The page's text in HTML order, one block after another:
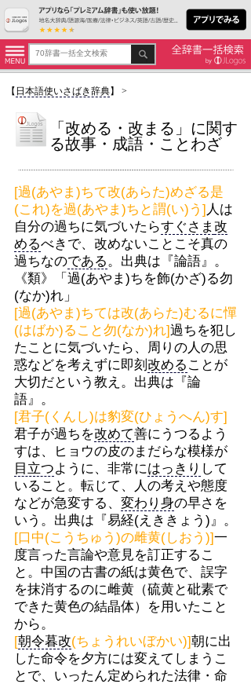
【 日本語使いさばき辞典】 >
「改める・改まる」に関す
る故事・成語・ことわざ
[過(あやま)ちて改(あらた)めざる是
(これ)を過(あやま)ちと謂(い)う] 人は
自分の過ちに気づいたらすぐさま 改
めるべきで、改めないことこそ真の
過ちなのである。出典は『論語』。
《類》「過(あやま)ちを飾(かざ)る勿
(なか)れ」
[過(あやま)ちては改(あらた)むるに憚
(はばか)ること勿(なか)れ]過ちを犯し
たことに気づいたら、周りの人の思
惑などを考えずに即刻 改める ことが
大切だという教え。出典は『論
語』。
[君子(くんし)は豹変(ひょうへん)す]
君子が過ちを改めて善にうつるよう
すは、ヒョウの皮のまだらな模様が
目立つように、非常にはっきり して
いること。転じて、人の考えや態度
などが急変する、 変わり身の早さを
いう。出典は『易経(えききょう)』。
[口中(こうちゅう)の雌黄(しおう)]一
度言った言論や意見を訂正するこ
と。中国の古書の紙は黄色で、誤字
を抹消するのに雌黄（硫黄と砒素で
できた黄色の結晶体）を用いたこと
から。
[朝令暮改(ちょうれいぼかい)]朝に出
した命令を夕方には変えてしまうこ
とで、いったん定められた法律・命